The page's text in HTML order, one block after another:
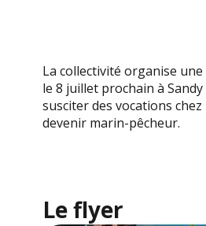
La collectivité organise
le 8 juillet prochain à
susciter des vocations
devenir marin-pêcheur.
Le flyer